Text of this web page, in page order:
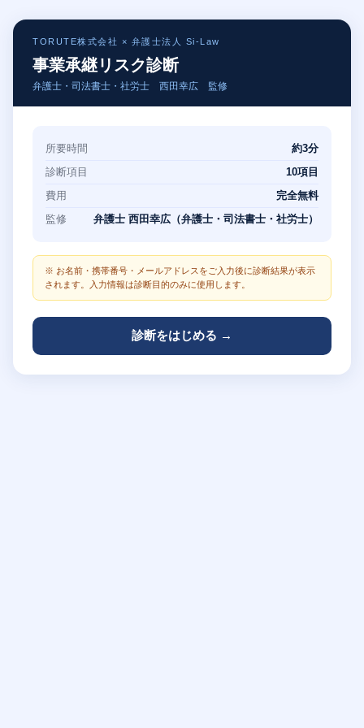
TORUTE株式会社 × 弁護士法人 Si-Law
事業承継リスク診断
弁護士・司法書士・社労士 西田幸広 監修
所要時間
約3分
診断項目
10項目
費用
完全無料
監修
弁護士 西田幸広（弁護士・司法書士・社労士）
※ お名前・携帯番号・メールアドレスをご入力後に診断結果が表示
されます。入力情報は診断目的のみに使用します。
診断をはじめる →